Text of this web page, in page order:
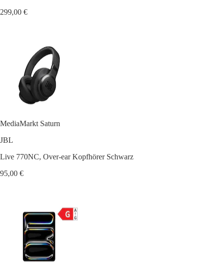
299,00 €
MediaMarkt Saturn
JBL
Live 770NC, Over-ear Kopfhörer Schwarz
95,00 €